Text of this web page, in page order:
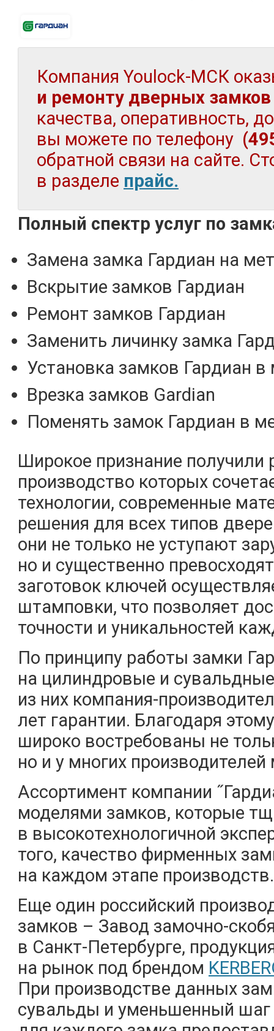
Компания Youlock-МСК
и ремонту дверных
качества, оперативность,
вы можете по телефону
обратной связи на сайте.
в разделе прайс.
Полный спектр услуг по
Замена замка Гардиан на
Вскрытие замков Гардиан
Ремонт замков Гардиан
Заменить личинку замка
Установка замков Гардиан
Врезка замков Gardian
Поменять замок Гардиан в
Широкое признание получили
производство которых
технологии, современные
решения для всех типов
они не только не уступают
но и существенно
заготовок ключей
штамповки, что позволяет
точности и уникальностей
По принципу работы замки
на цилиндровые и
из них компания-
лет гарантии. Благодаря
широко востребованы не
но и у многих
Ассортимент компании
моделями замков, которые
в высокотехнологичной
того, качество фирменных
на каждом этапе производств.
Еще один российский
замков – Завод замочно-
в Санкт-Петербурге,
на рынок под брендом
При производстве данных
сувальды и уменьшенный шаг